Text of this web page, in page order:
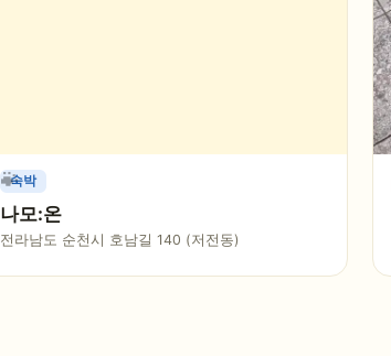
숙박
나모:온
전라남도 순천시 호남길 140 (저전동)